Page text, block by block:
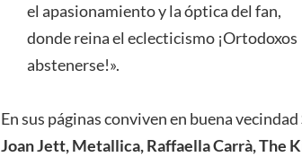
el apasionamiento y la óptica del fan,
donde reina el eclecticismo ¡Ortodoxos
abstenerse!».
En sus páginas conviven en buena vecindad
Joan Jett, Metallica, Raffaella Carrà, The